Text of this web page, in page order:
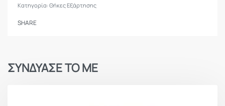
Κατηγορία:Θήκες Εξάρτησης
SHARE
ΣΥΝΔΥΑΣΕ ΤΟ ΜΕ